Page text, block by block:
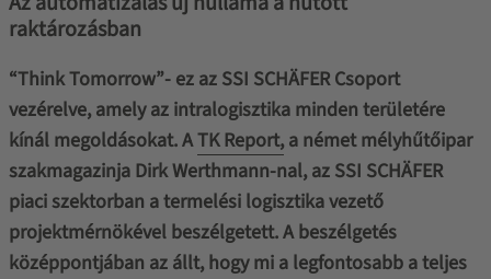
raktározásban
“Think Tomorrow”- ez az SSI SCHÄFER Csoport
vezérelve, amely az intralogisztika minden területére
kínál megoldásokat. ATK Report,a német mélyhűtőipar
szakmagazinja Dirk Werthmann-nal, az SSI SCHÄFER
piaci szektorban a termelési logisztika vezető
projektmérnökével beszélgetett. A beszélgetés
középpontjában az állt, hogy mi a legfontosabb a teljes